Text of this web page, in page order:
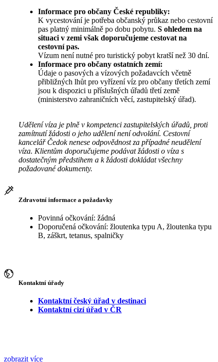
Informace pro občany České republiky:
K vycestování je potřeba občanský průkaz nebo cestovní
pas platný minimálně po dobu pobytu. S ohledem na
situaci v zemi však doporučujeme cestovat na
cestovní pas.
Vízum není nutné pro turistický pobyt kratší než 30 dní.
Informace pro občany ostatních zemí:
Údaje o pasových a vízových požadavcích včetně
přibližných lhůt pro vyřízení víz pro občany třetích zemí
jsou k dispozici u příslušných úřadů třetí země
(ministerstvo zahraničních věcí, zastupitelský úřad).
Udělení víza je plně v kompetenci zastupitelských úřadů, proti
zamítnutí žádosti o jeho udělení není odvolání. Cestovní
kancelář Čedok nenese odpovědnost za případné neudělení
víza. Klientům doporučujeme podávat žádosti o víza s
dostatečným předstihem a k žádosti dokládat všechny
požadované dokumenty.
Zdravotní informace a požadavky
Povinná očkování: žádná
Doporučená očkování: žloutenka typu A, žloutenka typu
B, záškrt, tetanus, spalničky
Kontaktní úřady
Kontaktní český úřad v destinaci
Kontaktní cizí úřad v ČR
zobrazit více